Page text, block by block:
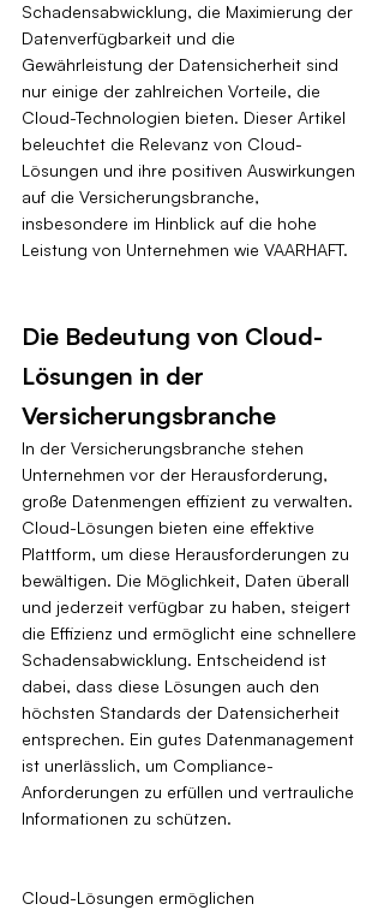
Schadensabwicklung, die Maximierung der
Datenverfügbarkeit und die
Gewährleistung der Datensicherheit sind
nur einige der zahlreichen Vorteile, die
Cloud-Technologien bieten. Dieser Artikel
beleuchtet die Relevanz von Cloud-
Lösungen und ihre positiven Auswirkungen
auf die Versicherungsbranche,
insbesondere im Hinblick auf die hohe
Leistung von Unternehmen wie VAARHAFT.
Die Bedeutung von Cloud-
Lösungen in der
Versicherungsbranche
In der Versicherungsbranche stehen
Unternehmen vor der Herausforderung,
große Datenmengen effizient zu verwalten.
Cloud-Lösungen bieten eine effektive
Plattform, um diese Herausforderungen zu
bewältigen. Die Möglichkeit, Daten überall
und jederzeit verfügbar zu haben, steigert
die Effizienz und ermöglicht eine schnellere
Schadensabwicklung. Entscheidend ist
dabei, dass diese Lösungen auch den
höchsten Standards der Datensicherheit
entsprechen. Ein gutes Datenmanagement
ist unerlässlich, um Compliance-
Anforderungen zu erfüllen und vertrauliche
Informationen zu schützen.
Cloud-Lösungen ermöglichen